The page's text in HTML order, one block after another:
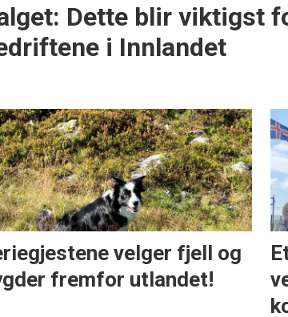
Dette blir viktigst
i Innlandet
velger fjell og
fremfor utlandet!